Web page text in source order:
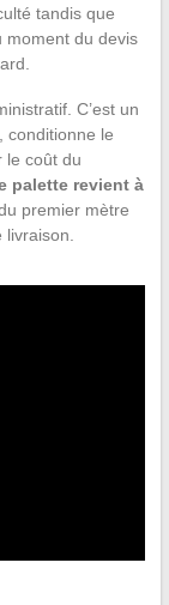
tandis que
moment du devis
C’est un
conditionne le
le coût du
palette revient à
premier mètre
livraison.